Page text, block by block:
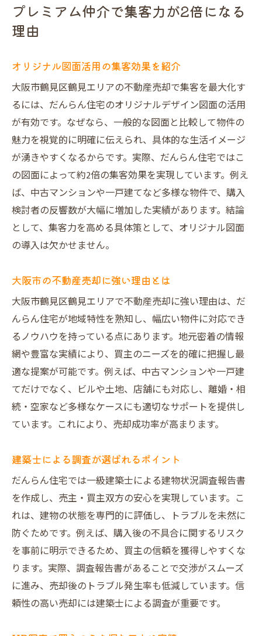
プレミアム仲介で集客力が2倍になる
理由
オリジナル図面活用の集客効果を紹介
大阪市鶴見区鶴見エリアの不動産売却で集客を最大化す
るには、だんらん住宅のオリジナルデザイン図面の活用
が有効です。なぜなら、一般的な図面と比較して物件の
魅力を視覚的に明確に伝えられ、具体的な生活イメージ
が湧きやすくなるからです。実際、だんらん住宅ではこ
の図面によって約2倍の集客効果を実現しています。例え
ば、中古マンションや一戸建てなど多様な物件で、購入
検討者の反響数が大幅に増加した実績があります。結論
として、集客力を高める具体策として、オリジナル図面
の導入は欠かせません。
大阪市の不動産売却に強い理由とは
大阪市鶴見区鶴見エリアで不動産売却に強い理由は、だ
んらん住宅が地域特性を熟知し、幅広い物件に対応でき
るノウハウを持っている点にあります。地元密着の情報
網や豊富な実績により、買主のニーズを的確に把握し最
適な提案が可能です。例えば、中古マンションや一戸建
てだけでなく、ビルや土地、店舗にも対応し、離婚・相
続・空家など多様なケースにも適切なサポートを提供し
ています。これにより、売却成功率が高まります。
建築士による調査が選ばれるポイント
だんらん住宅では一級建築士による建物状況調査報告書
を作成し、売主・買主双方の安心を実現しています。こ
れは、建物の状態を専門的に評価し、トラブルを未然に
防ぐためです。例えば、購入後の不具合に関するリスク
を事前に明示できるため、買主の信頼を獲得しやすくな
ります。実際、調査報告書があることで交渉がスムーズ
に進み、売却後のトラブル発生率も低減しています。信
頼性の高い売却には建築士による調査が重要です。